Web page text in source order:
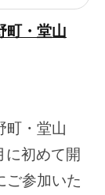
町・堂山
町・堂山
初めて開
ご参加いた